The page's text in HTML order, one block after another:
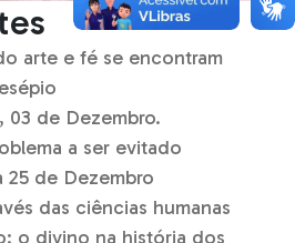
arte e fé se encontram
03 de Dezembro.
a ser evitado
25 de Dezembro
das ciências humanas
o divino na história dos